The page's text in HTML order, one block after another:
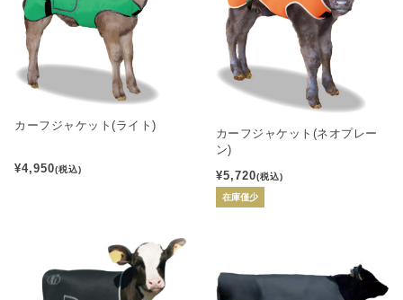
カーフジャケット(ライト)
¥4,950(税込)
カーフジャケット(ネオプレー
ン)
¥5,720(税込)
在庫僅少